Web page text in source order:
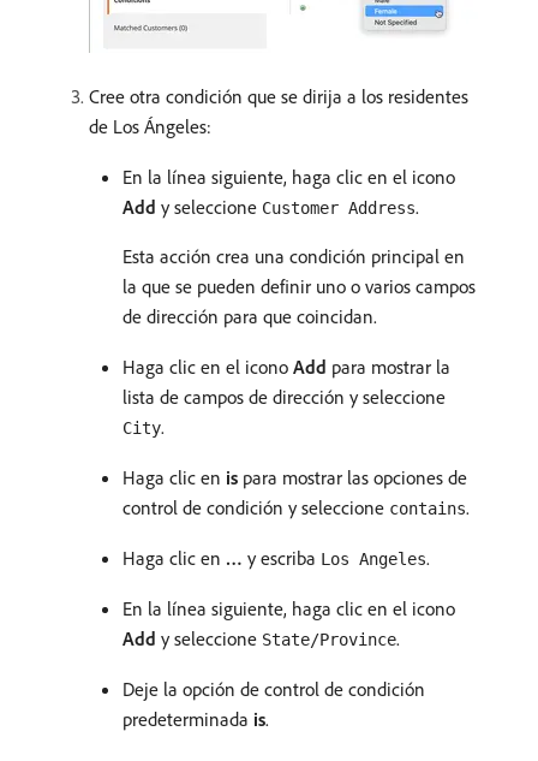
Cree otra condición que se dirija a los residentes
de Los Ángeles:
En la línea siguiente, haga clic en el icono
Add y seleccione Customer Address.
Esta acción crea una condición principal en
la que se pueden definir uno o varios campos
de dirección para que coincidan.
Haga clic en el icono Add para mostrar la
lista de campos de dirección y seleccione
City.
Haga clic en is para mostrar las opciones de
control de condición y seleccione contains.
Haga clic en … y escriba Los Angeles.
En la línea siguiente, haga clic en el icono
Add y seleccione State/Province.
Deje la opción de control de condición
predeterminada is.